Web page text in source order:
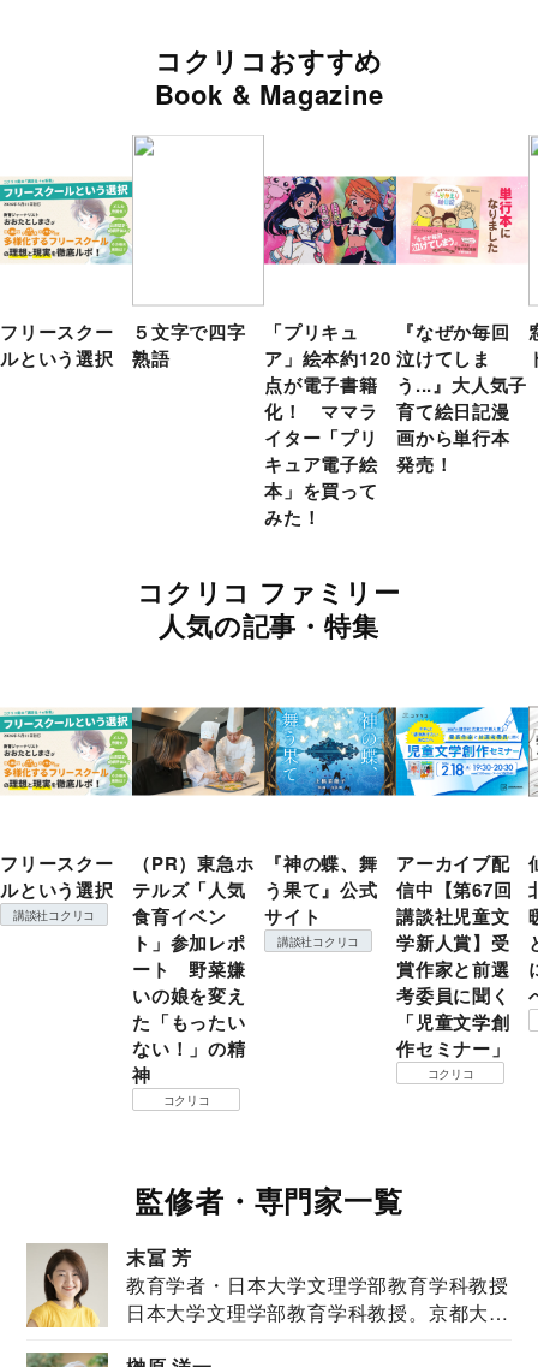
コクリコおすすめ
Book & Magazine
フリースクー
ルという選択
５文字で四字
熟語
「プリキュ
ア」絵本約120
点が電子書籍
化！ ママラ
イター「プリ
キュア電子絵
本」を買って
みた！
『なぜか毎回
泣けてしま
う...』大人気子
育て絵日記漫
画から単行本
発売！
コクリコ ファミリー
人気の記事・特集
フリースクー
ルという選択
講談社コクリコ
（PR）東急ホ
テルズ「人気
食育イベン
ト」参加レポ
ート 野菜嫌
いの娘を変え
た「もったい
ない！」の精
神
コクリコ
『神の蝶、舞
う果て』公式
サイト
講談社コクリコ
アーカイブ配
信中【第67回
講談社児童文
学新人賞】受
賞作家と前選
考委員に聞く
「児童文学創
作セミナー」
コクリコ
監修者・専門家一覧
末冨 芳
教育学者・日本大学文理学部教育学科教授
日本大学文理学部教育学科教授。京都大学